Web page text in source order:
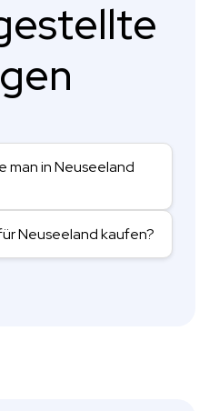
man in Neuseeland
Neuseeland kaufen?